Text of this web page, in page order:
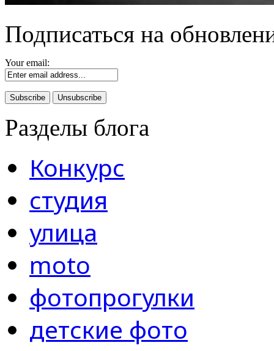
Подписаться на
Your email:
Разделы блога
Конкурс
студия
улица
moto
фотопрогулки
детские фото